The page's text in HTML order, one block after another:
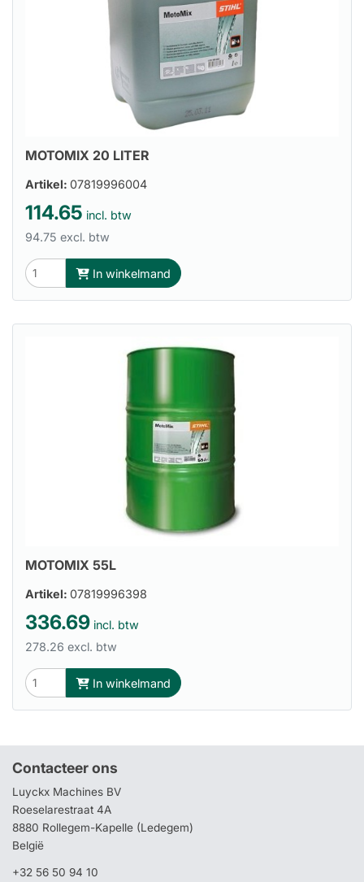
MOTOMIX 20 LITER
Artikel: 07819996004
114.65 incl. btw
94.75 excl. btw
In winkelmand
MOTOMIX 55L
Artikel: 07819996398
336.69 incl. btw
278.26 excl. btw
In winkelmand
Contacteer ons
Luyckx Machines BV
Roeselarestraat 4A
8880 Rollegem-Kapelle (Ledegem)
België
+32 56 50 94 10